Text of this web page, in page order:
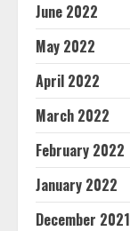
June 2022
May 2022
April 2022
March 2022
February 2022
January 2022
December 2021